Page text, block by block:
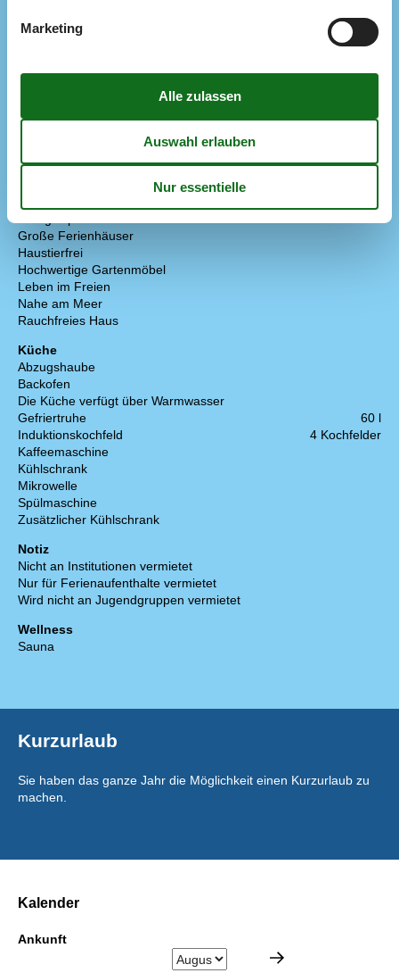
Entfernung zu Angelmöglichkeiten
20 m
Fitness Center
7 km
Minigolf
300 m
Spielplatz
30 m
Konzepte
Große Ferienhäuser
Haustierfrei
Hochwertige Gartenmöbel
Leben im Freien
Nahe am Meer
Rauchfreies Haus
Küche
Abzugshaube
Backofen
Die Küche verfügt über Warmwasser
Gefriertruhe
60 l
Induktionskochfeld
4 Kochfelder
Kaffeemaschine
Kühlschrank
Mikrowelle
Spülmaschine
Zusätzlicher Kühlschrank
Notiz
Nicht an Institutionen vermietet
Nur für Ferienaufenthalte vermietet
Wird nicht an Jugendgruppen vermietet
Wellness
Sauna
Kurzurlaub
Sie haben das ganze Jahr die Möglichkeit einen Kurzurlaub zu
machen.
Kalender
Ankunft
Marketing